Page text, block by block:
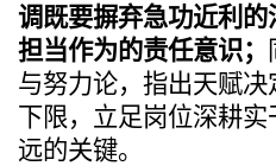
调既要摒弃急功近利
担当作为的责任意识；
与努力论，指出天赋
下限，立足岗位深耕
远的关键。